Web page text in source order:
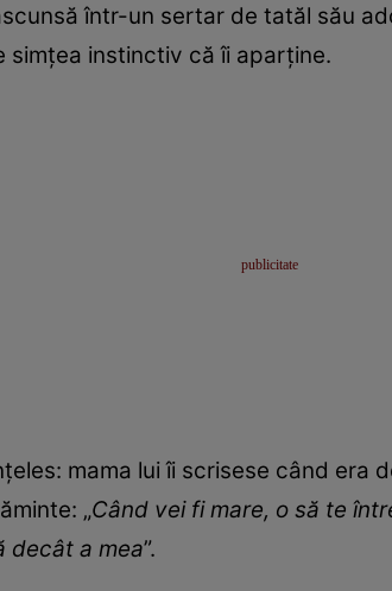
într-un sertar de tatăl său
simțea instinctiv că îi aparține.
mama lui îi scrisese când era
„Când vei fi mare, o să te
decât a mea”.